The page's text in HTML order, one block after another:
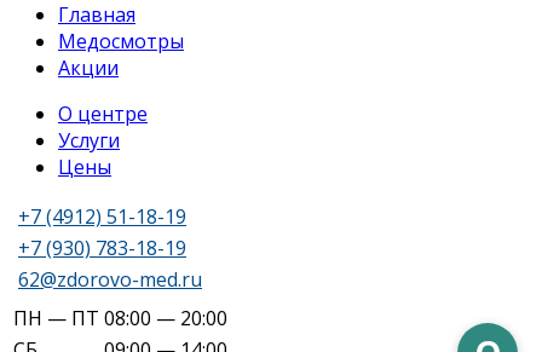
Главная
Медосмотры
Акции
О центре
Услуги
Цены
+7 (4912) 51-18-19
+7 (930) 783-18-19
62@zdorovo-med.ru
ПН — ПТ 08:00 — 20:00